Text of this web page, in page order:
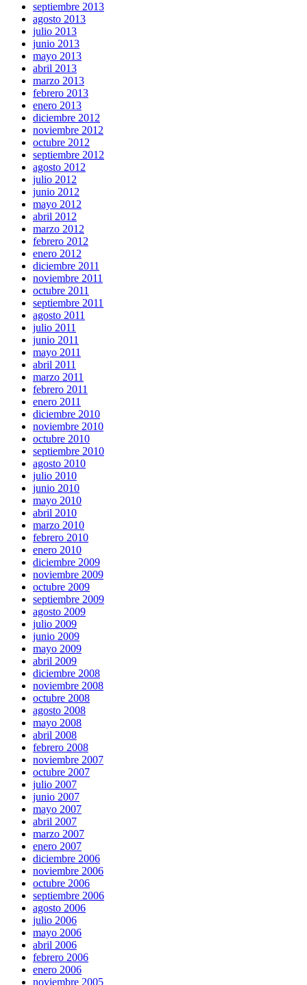
septiembre 2013
agosto 2013
julio 2013
junio 2013
mayo 2013
abril 2013
marzo 2013
febrero 2013
enero 2013
diciembre 2012
noviembre 2012
octubre 2012
septiembre 2012
agosto 2012
julio 2012
junio 2012
mayo 2012
abril 2012
marzo 2012
febrero 2012
enero 2012
diciembre 2011
noviembre 2011
octubre 2011
septiembre 2011
agosto 2011
julio 2011
junio 2011
mayo 2011
abril 2011
marzo 2011
febrero 2011
enero 2011
diciembre 2010
noviembre 2010
octubre 2010
septiembre 2010
agosto 2010
julio 2010
junio 2010
mayo 2010
abril 2010
marzo 2010
febrero 2010
enero 2010
diciembre 2009
noviembre 2009
octubre 2009
septiembre 2009
agosto 2009
julio 2009
junio 2009
mayo 2009
abril 2009
diciembre 2008
noviembre 2008
octubre 2008
agosto 2008
mayo 2008
abril 2008
febrero 2008
noviembre 2007
octubre 2007
julio 2007
junio 2007
mayo 2007
abril 2007
marzo 2007
enero 2007
diciembre 2006
noviembre 2006
octubre 2006
septiembre 2006
agosto 2006
julio 2006
mayo 2006
abril 2006
febrero 2006
enero 2006
noviembre 2005